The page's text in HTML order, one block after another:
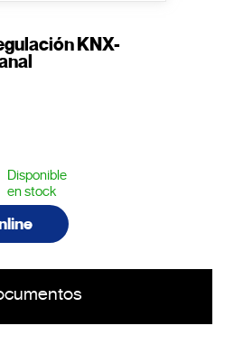
KNX-
Disponible
en stock